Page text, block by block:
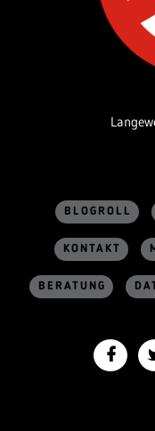
BLOGROLL
KONTAKT
BERATUNG